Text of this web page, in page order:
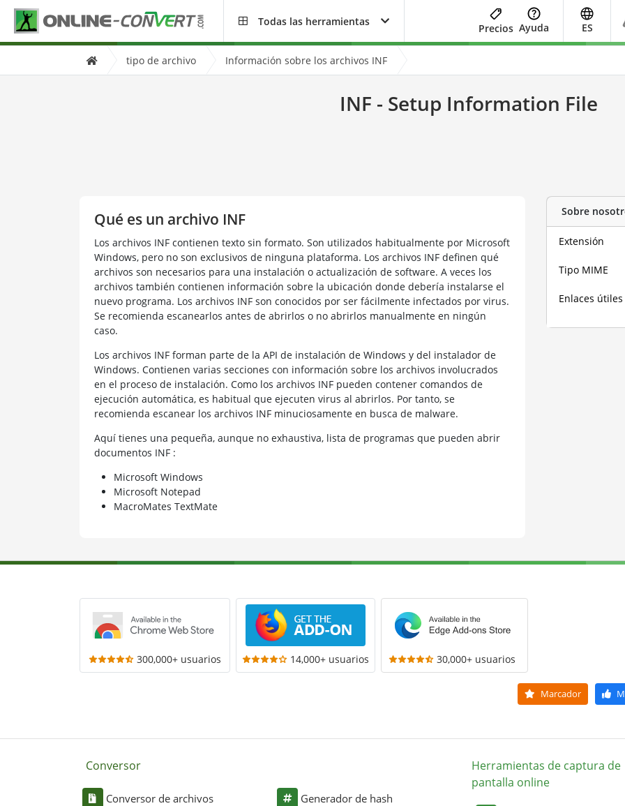
Todas las herramientas
Precios Ayuda ES
tipo de archivo Información sobre los archivos INF
INF - Setup Information File
Qué es un archivo INF
Los archivos INF contienen texto sin formato. Son utilizados habitualmente por Microsoft
Windows, pero no son exclusivos de ninguna plataforma. Los archivos INF definen qué
archivos son necesarios para una instalación o actualización de software. A veces los
archivos también contienen información sobre la ubicación donde debería instalarse el
nuevo programa. Los archivos INF son conocidos por ser fácilmente infectados por virus.
Se recomienda escanearlos antes de abrirlos o no abrirlos manualmente en ningún
caso.
Los archivos INF forman parte de la API de instalación de Windows y del instalador de
Windows. Contienen varias secciones con información sobre los archivos involucrados
en el proceso de instalación. Como los archivos INF pueden contener comandos de
ejecución automática, es habitual que ejecuten virus al abrirlos. Por tanto, se
recomienda escanear los archivos INF minuciosamente en busca de malware.
Aquí tienes una pequeña, aunque no exhaustiva, lista de programas que pueden abrir
documentos INF :
Microsoft Windows
Microsoft Notepad
MacroMates TextMate
Sobre
Extensión
Tipo MIME
Enlaces útiles
300,000+ usuarios 14,000+ usuarios 30,000+ usuarios
Marcador
Conversor
Conversor de archivos Generador de hash
Herramientas de captura de
pantalla online